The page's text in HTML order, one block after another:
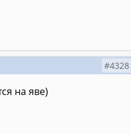
#4328
на яве)